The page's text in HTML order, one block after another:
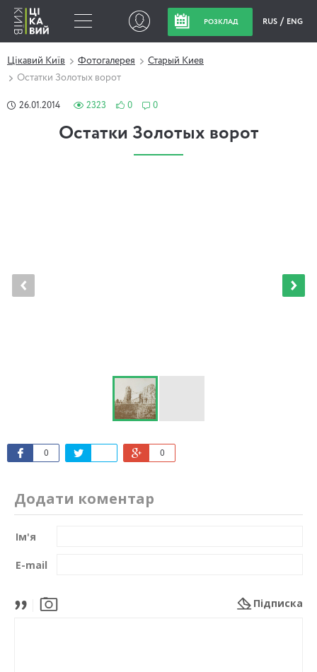
РОЗКЛАД RUS ENG
Цікавий Київ Фотогалерея
Старый Киев
Остатки Золотых ворот
26.01.2014 2323 0 0
Остатки Золотых ворот
0 0
Додати коментар
Ім'я
E-mail
Підписка